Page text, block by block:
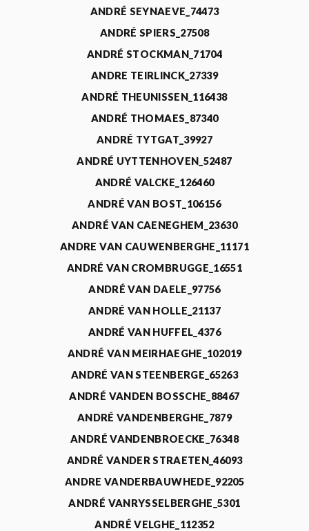
ANDRÉ SEYNAEVE_74473
ANDRÉ SPIERS_27508
ANDRÉ STOCKMAN_71704
ANDRE TEIRLINCK_27339
ANDRÉ THEUNISSEN_116438
ANDRÉ THOMAES_87340
ANDRÉ TYTGAT_39927
ANDRÉ UYTTENHOVEN_52487
ANDRÉ VALCKE_126460
ANDRÉ VAN BOST_106156
ANDRÉ VAN CAENEGHEM_23630
ANDRE VAN CAUWENBERGHE_11171
ANDRÉ VAN CROMBRUGGE_16551
ANDRÉ VAN DAELE_97756
ANDRÉ VAN HOLLE_21137
ANDRÉ VAN HUFFEL_4376
ANDRÉ VAN MEIRHAEGHE_102019
ANDRÉ VAN STEENBERGE_65263
ANDRÉ VANDEN BOSSCHE_88467
ANDRÉ VANDENBERGHE_7879
ANDRÉ VANDENBROECKE_76348
ANDRÉ VANDER STRAETEN_46093
ANDRE VANDERBAUWHEDE_92205
ANDRÉ VANRYSSELBERGHE_5301
ANDRÉ VELGHE_112352